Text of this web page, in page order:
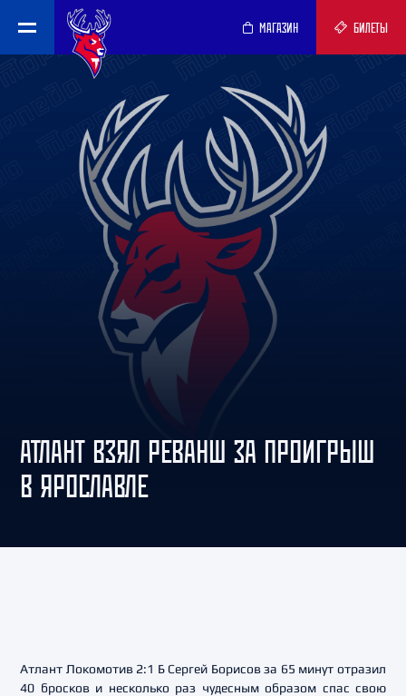
МАГАЗИН БИЛЕТЫ
АТЛАНТ ВЗЯЛ РЕВАНШ ЗА ПРОИГРЫШ
В ЯРОСЛАВЛЕ
Атлант Локомотив 2:1 Б Сергей Борисов за 65 минут отразил
40 бросков и несколько раз чудесным образом спас свою